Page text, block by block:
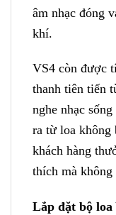
âm nhạc đóng
khí.
VS4 còn được
thanh tiên tiến
nghe nhạc
ra từ loa không
khách hàng
thích mà
Lắp đặt bộ loa